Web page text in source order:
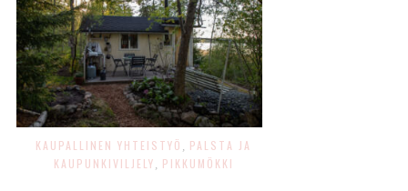
KAUPALLINEN YHTEISTYÖ
PALSTA JA
KAUPUNKIVILJELY
PIKKUMÖKKI